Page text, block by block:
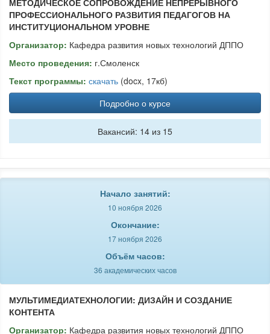
МЕТОДИЧЕСКОЕ СОПРОВОЖДЕНИЕ НЕПРЕРЫВНОГО
ПРОФЕССИОНАЛЬНОГО РАЗВИТИЯ ПЕДАГОГОВ НА
ИНСТИТУЦИОНАЛЬНОМ УРОВНЕ
Организатор: Кафедра развития новых технологий ДППО
Место проведения: г.Смоленск
Текст программы: скачать (docx, 17кб)
Подробно о курсе
Вакансий: 14 из 15
Начало занятий:
10 ноября 2026
Окончание:
17 ноября 2026
Объём часов:
36 академических часов
МУЛЬТИМЕДИАТЕХНОЛОГИИ: ДИЗАЙН И СОЗДАНИЕ
КОНТЕНТА
Организатор: Кафедра развития новых технологий ДППО